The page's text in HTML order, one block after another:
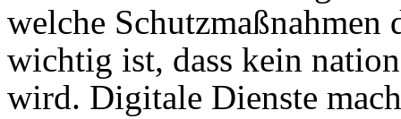
welche
wichtig ist, dass kein
wird. Digitale Dienste